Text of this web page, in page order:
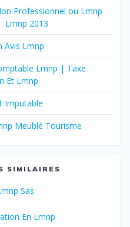
Professionnel ou Lmnp
Lmnp 2013
Avis Lmnp
Lmnp | Taxe
Et Lmnp
Imputable
Meublé Tourisme
SIMILAIRES
Sas
En Lmnp